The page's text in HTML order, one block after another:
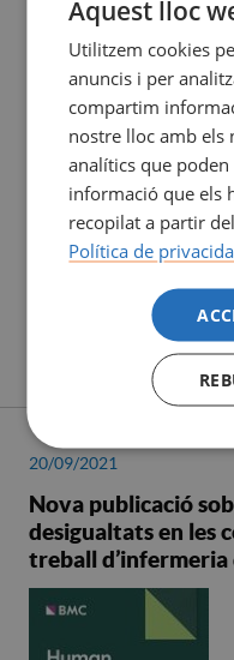
20/09/2021
Nova publicació
desigualtats en les
treball
Aquest lloc
Utilitzem cookies
anuncis i per
compartim
nostre lloc amb els
analítics que
informació que els
recopilat a partir
Política de